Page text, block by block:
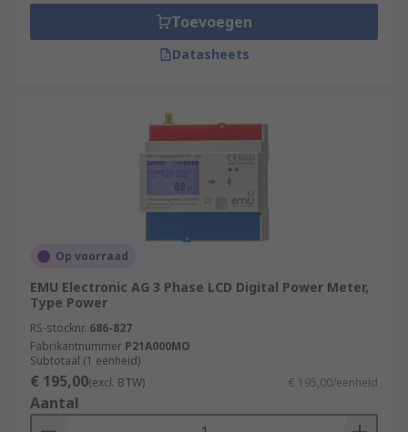
Toevoegen
Datasheets
Op voorraad
EMU Electronic AG 3 Phase LCD Digital Power Meter,
Type Power
RS-stocknr. 686-827
Fabrikantnummer P21A000MO
Subtotaal (1 eenheid)
€ 195,00(excl. BTW) € 195,00/eenheid
Aantal